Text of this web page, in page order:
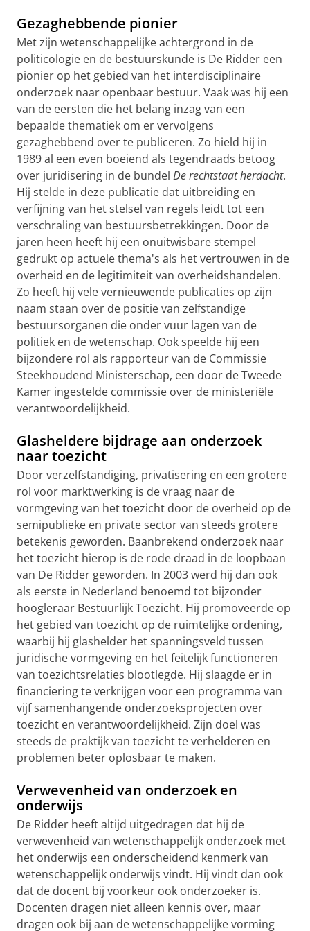
Gezaghebbende pionier
Met zijn wetenschappelijke achtergrond in de
politicologie en de bestuurskunde is De Ridder een
pionier op het gebied van het interdisciplinaire
onderzoek naar openbaar bestuur. Vaak was hij een
van de eersten die het belang inzag van een
bepaalde thematiek om er vervolgens
gezaghebbend over te publiceren. Zo hield hij in
1989 al een even boeiend als tegendraads betoog
over juridisering in de bundel De rechtstaat herdacht.
Hij stelde in deze publicatie dat uitbreiding en
verfijning van het stelsel van regels leidt tot een
verschraling van bestuursbetrekkingen. Door de
jaren heen heeft hij een onuitwisbare stempel
gedrukt op actuele thema's als het vertrouwen in de
overheid en de legitimiteit van overheidshandelen.
Zo heeft hij vele vernieuwende publicaties op zijn
naam staan over de positie van zelfstandige
bestuursorganen die onder vuur lagen van de
politiek en de wetenschap. Ook speelde hij een
bijzondere rol als rapporteur van de Commissie
Steekhoudend Ministerschap, een door de Tweede
Kamer ingestelde commissie over de ministeriële
verantwoordelijkheid.
Glasheldere bijdrage aan onderzoek
naar toezicht
Door verzelfstandiging, privatisering en een grotere
rol voor marktwerking is de vraag naar de
vormgeving van het toezicht door de overheid op de
semipublieke en private sector van steeds grotere
betekenis geworden. Baanbrekend onderzoek naar
het toezicht hierop is de rode draad in de loopbaan
van De Ridder geworden. In 2003 werd hij dan ook
als eerste in Nederland benoemd tot bijzonder
hoogleraar Bestuurlijk Toezicht. Hij promoveerde op
het gebied van toezicht op de ruimtelijke ordening,
waarbij hij glashelder het spanningsveld tussen
juridische vormgeving en het feitelijk functioneren
van toezichtsrelaties blootlegde. Hij slaagde er in
financiering te verkrijgen voor een programma van
vijf samenhangende onderzoeksprojecten over
toezicht en verantwoordelijkheid. Zijn doel was
steeds de praktijk van toezicht te verhelderen en
problemen beter oplosbaar te maken.
Verwevenheid van onderzoek en
onderwijs
De Ridder heeft altijd uitgedragen dat hij de
verwevenheid van wetenschappelijk onderzoek met
het onderwijs een onderscheidend kenmerk van
wetenschappelijk onderwijs vindt. Hij vindt dan ook
dat de docent bij voorkeur ook onderzoeker is.
Docenten dragen niet alleen kennis over, maar
dragen ook bij aan de wetenschappelijke vorming